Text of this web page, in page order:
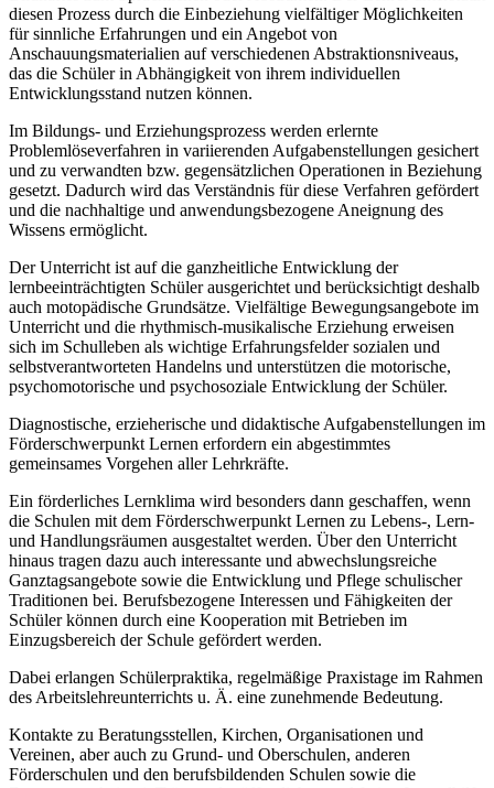
diesen Prozess durch die Einbeziehung vielfältiger Möglichkeiten
für sinnliche Erfahrungen und ein Angebot von
Anschauungsmaterialien auf verschiedenen Abstraktionsniveaus,
das die Schüler in Abhängigkeit von ihrem individuellen
Entwicklungsstand nutzen können.
Im Bildungs- und Erziehungsprozess werden erlernte
Problemlöseverfahren in variierenden Aufgabenstellungen gesichert
und zu verwandten bzw. gegensätzlichen Operationen in Beziehung
gesetzt. Dadurch wird das Verständnis für diese Verfahren gefördert
und die nachhaltige und anwendungsbezogene Aneignung des
Wissens ermöglicht.
Der Unterricht ist auf die ganzheitliche Entwicklung der
lernbeeinträchtigten Schüler ausgerichtet und berücksichtigt deshalb
auch motopädische Grundsätze. Vielfältige Bewegungsangebote im
Unterricht und die rhythmisch-musikalische Erziehung erweisen
sich im Schulleben als wichtige Erfahrungsfelder sozialen und
selbstverantworteten Handelns und unterstützen die motorische,
psychomotorische und psychosoziale Entwicklung der Schüler.
Diagnostische, erzieherische und didaktische Aufgabenstellungen im
Förderschwerpunkt Lernen erfordern ein abgestimmtes
gemeinsames Vorgehen aller Lehrkräfte.
Ein förderliches Lernklima wird besonders dann geschaffen, wenn
die Schulen mit dem Förderschwerpunkt Lernen zu Lebens-, Lern-
und Handlungsräumen ausgestaltet werden. Über den Unterricht
hinaus tragen dazu auch interessante und abwechslungsreiche
Ganztagsangebote sowie die Entwicklung und Pflege schulischer
Traditionen bei. Berufsbezogene Interessen und Fähigkeiten der
Schüler können durch eine Kooperation mit Betrieben im
Einzugsbereich der Schule gefördert werden.
Dabei erlangen Schülerpraktika, regelmäßige Praxistage im Rahmen
des Arbeitslehreunterrichts u. Ä. eine zunehmende Bedeutung.
Kontakte zu Beratungsstellen, Kirchen, Organisationen und
Vereinen, aber auch zu Grund- und Oberschulen, anderen
Förderschulen und den berufsbildenden Schulen sowie die